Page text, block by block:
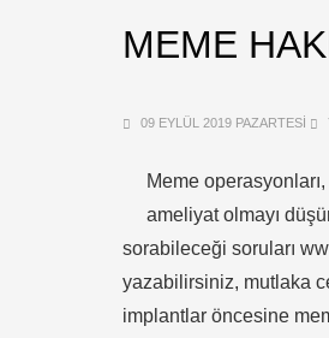
MEME
09 EYLÜL 2019 PAZARTESI
Meme
ameliyat olmayı
sorabileceği soruları
yazabilirsiniz, mutlaka
implantlar öncesine